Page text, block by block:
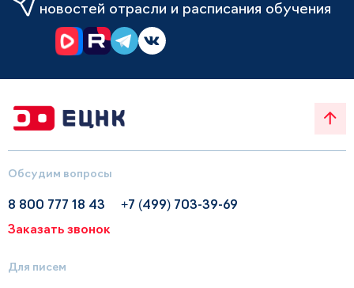
новостей отрасли и расписания обучения
Обсудим вопросы
8 800 777 18 43
+7 (499) 703-39-69
Заказать звонок
Для писем